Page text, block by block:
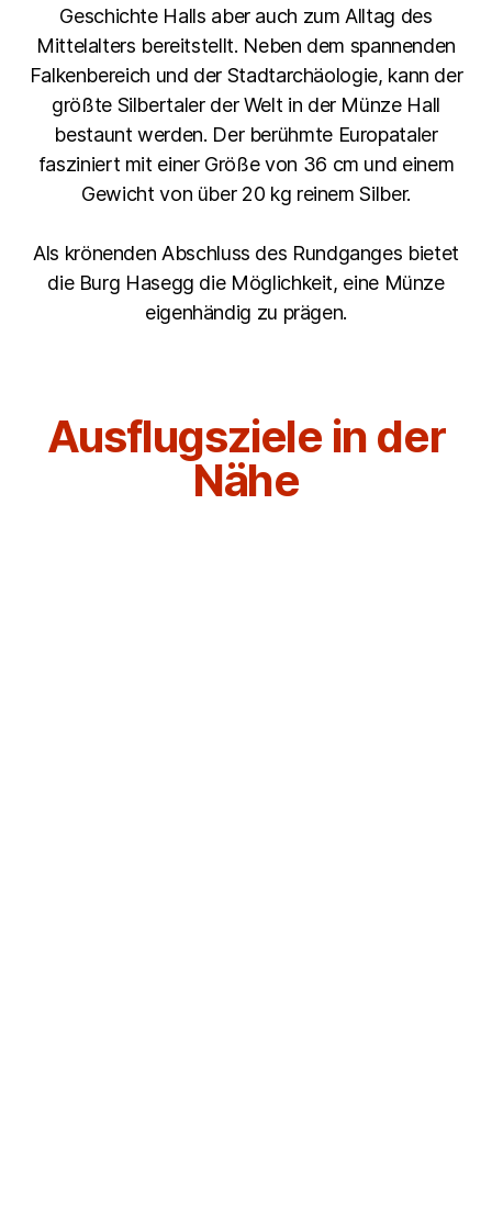
Geschichte Halls aber auch zum Alltag des
Mittelalters bereitstellt. Neben dem spannenden
Falkenbereich und der Stadtarchäologie, kann der
größte Silbertaler der Welt in der Münze Hall
bestaunt werden. Der berühmte Europataler
fasziniert mit einer Größe von 36 cm und einem
Gewicht von über 20 kg reinem Silber.
Als krönenden Abschluss des Rundganges bietet
die Burg Hasegg die Möglichkeit, eine Münze
eigenhändig zu prägen.
Ausflugsziele in der
Nähe